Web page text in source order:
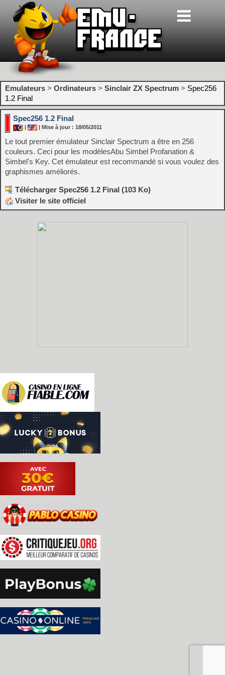
Emulateurs > Ordinateurs > Sinclair ZX Spectrum > Spec256
1.2 Final
Spec256 1.2 Final
| | Mise à jour : 18/05/2011
Le tout premier émulateur Sinclair Spectrum a être en 256
couleurs. Ceci pour les modèlesAbu Simbel Profanation &
Simbel's Key. Cet émulateur est recommandé si vous voulez des
graphismes améliorés.
Télécharger Spec256 1.2 Final (103 Ko)
Visiter le site officiel